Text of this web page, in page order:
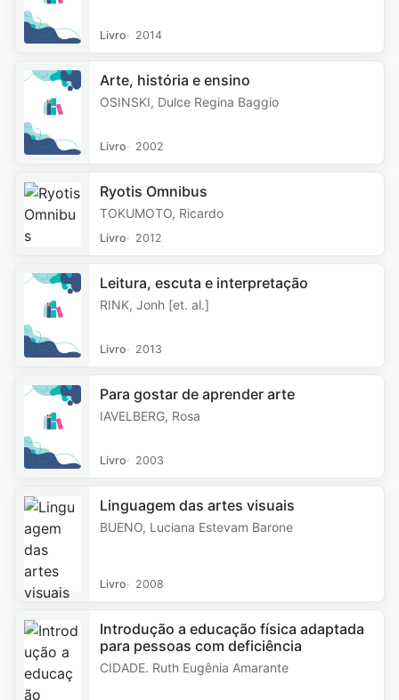
Livro 2014
Arte, história e ensino
OSINSKI, Dulce Regina Baggio
Livro 2002
Ryotis Omnibus
TOKUMOTO, Ricardo
Livro 2012
Leitura, escuta e interpretação
RINK, Jonh [et. al.]
Livro 2013
Para gostar de aprender arte
IAVELBERG, Rosa
Livro 2003
Linguagem das artes visuais
BUENO, Luciana Estevam Barone
Livro 2008
Introdução a educação física adaptada
para pessoas com deficiência
CIDADE. Ruth Eugênia Amarante